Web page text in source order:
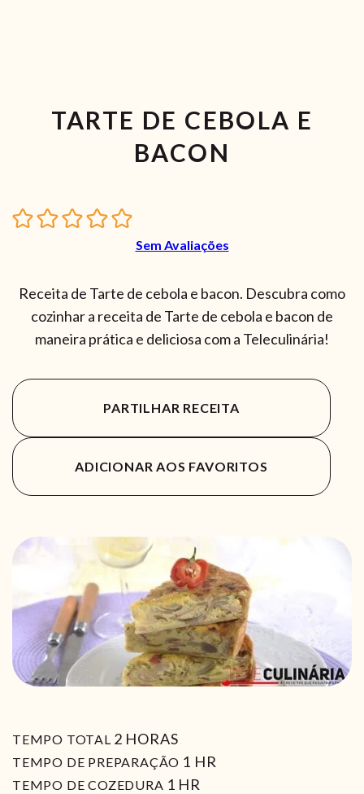
TARTE DE CEBOLA E
BACON
Sem Avaliações
Receita de Tarte de cebola e bacon. Descubra como
cozinhar a receita de Tarte de cebola e bacon de
maneira prática e deliciosa com a Teleculinária!
PARTILHAR RECEITA
ADICIONAR AOS FAVORITOS
TEMPO TOTAL 2HORAS
HORAS
TEMPO DE PREPARAÇÃO 1 HORA
HR
TEMPO DE COZEDURA 1 HORA
HR